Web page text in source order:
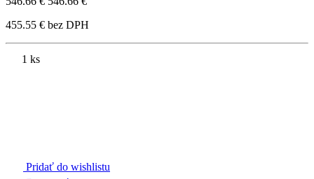
455.55 € bez DPH
1 ks
Pridať do wishlistu